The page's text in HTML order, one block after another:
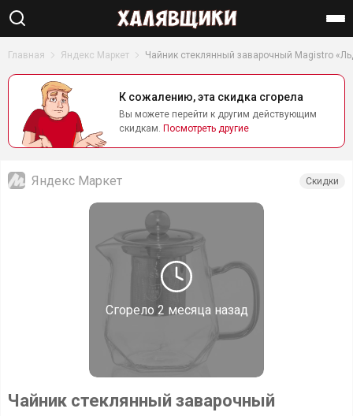
Найти
Главная Яндекс Маркет Чайник стеклянный заварочный Magistro
К сожалению, эта скидка сгорела
Вы можете перейти к другим действующим
скидкам. Посмотреть другие
Сгорело 2 месяца назад
Яндекс Маркет Скидки
Чайник стеклянный заварочный